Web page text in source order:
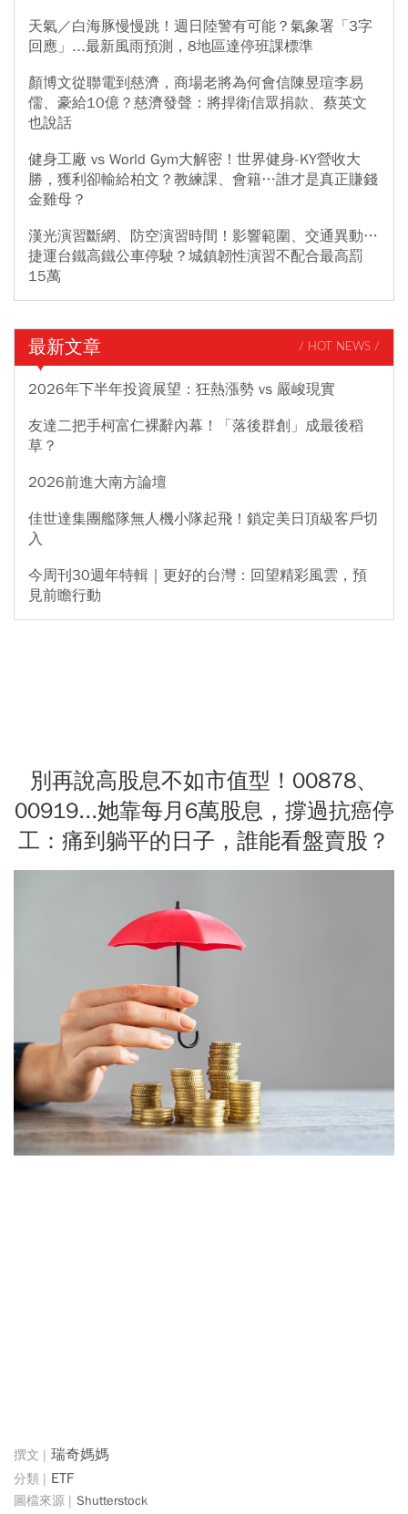
天氣／白海豚慢慢跳！週日陸警有可能？氣象署「3字
回應」...最新風雨預測，8地區達停班課標準
顏博文從聯電到慈濟，商場老將為何會信陳昱瑄李易
儒、豪給10億？慈濟發聲：將捍衛信眾捐款、蔡英文
也說話
健身工廠 vs World Gym大解密！世界健身-KY營收大
勝，獲利卻輸給柏文？教練課、會籍…誰才是真正賺錢
金雞母？
漢光演習斷網、防空演習時間！影響範圍、交通異動…
捷運台鐵高鐵公車停駛？城鎮韌性演習不配合最高罰
15萬
最新文章 / HOT NEWS /
2026年下半年投資展望：狂熱漲勢 vs 嚴峻現實
友達二把手柯富仁裸辭內幕！「落後群創」成最後稻
草？
2026前進大南方論壇
佳世達集團艦隊無人機小隊起飛！鎖定美日頂級客戶切
入
今周刊30週年特輯｜更好的台灣：回望精彩風雲，預
見前瞻行動
別再說高股息不如市值型！00878、
00919...她靠每月6萬股息，撐過抗癌停
工：痛到躺平的日子，誰能看盤賣股？
瑞奇媽媽
ETF
Shutterstock